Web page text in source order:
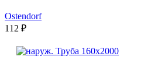
Ostendorf
112 ₽